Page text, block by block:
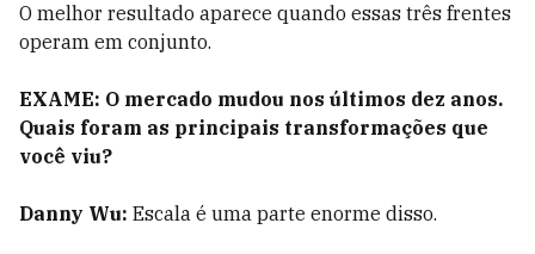
O melhor resultado aparece quando essas três frentes
operam em conjunto.
EXAME: O mercado mudou nos últimos dez anos.
Quais foram as principais transformações que
você viu?
Danny Wu: Escala é uma parte enorme disso.